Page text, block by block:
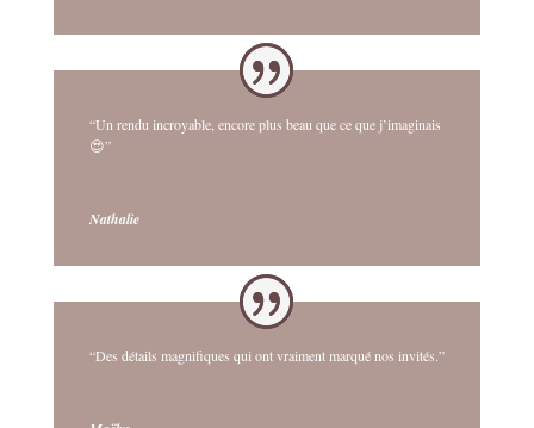
“Un rendu incroyable, encore plus beau que ce que j’imaginais
😍”
Nathalie
“Des détails magnifiques qui ont vraiment marqué nos invités.”